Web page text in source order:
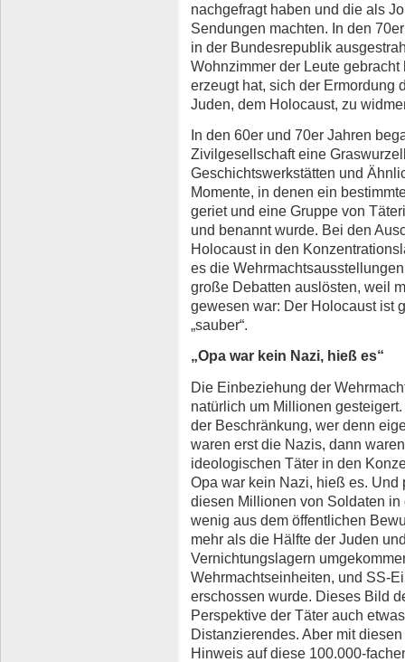
nachgefragt haben und die als
Sendungen machten. In den
in der Bundesrepublik
Wohnzimmer der Leute
erzeugt hat, sich der Ermordung
Juden, dem Holocaust, zu
In den 60er und 70er Jahren
Zivilgesellschaft eine
Geschichtswerkstätten und
Momente, in denen ein
geriet und eine Gruppe von
und benannt wurde. Bei den
Holocaust in den
es die
große Debatten auslösten, weil
gewesen war: Der Holocaust ist
„sauber“.
„Opa war kein Nazi, hieß es“
Die Einbeziehung der
natürlich um Millionen
der Beschränkung, wer denn
waren erst die Nazis, dann
ideologischen Täter in den
Opa war kein Nazi, hieß es. Und
diesen Millionen von Soldaten
wenig aus dem öffentlichen
mehr als die Hälfte der Juden
Vernichtungslagern
Wehrmachtseinheiten, und SS-
erschossen wurde. Dieses Bild
Perspektive der Täter auch
Distanzierendes. Aber mit
Hinweis auf diese 100.000-